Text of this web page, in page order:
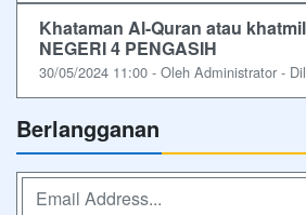
Khataman Al-Quran atau
NEGERI 4 PENGASIH
30/05/2024 11:00 - Oleh Administrator -
Berlangganan